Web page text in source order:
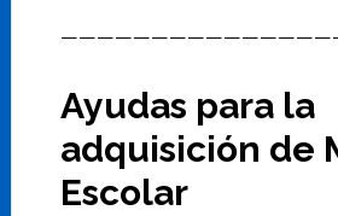
Ayudas para la
adquisición de
Escolar